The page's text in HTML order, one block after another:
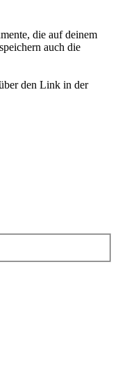
die auf deinem
auch die
den Link in der